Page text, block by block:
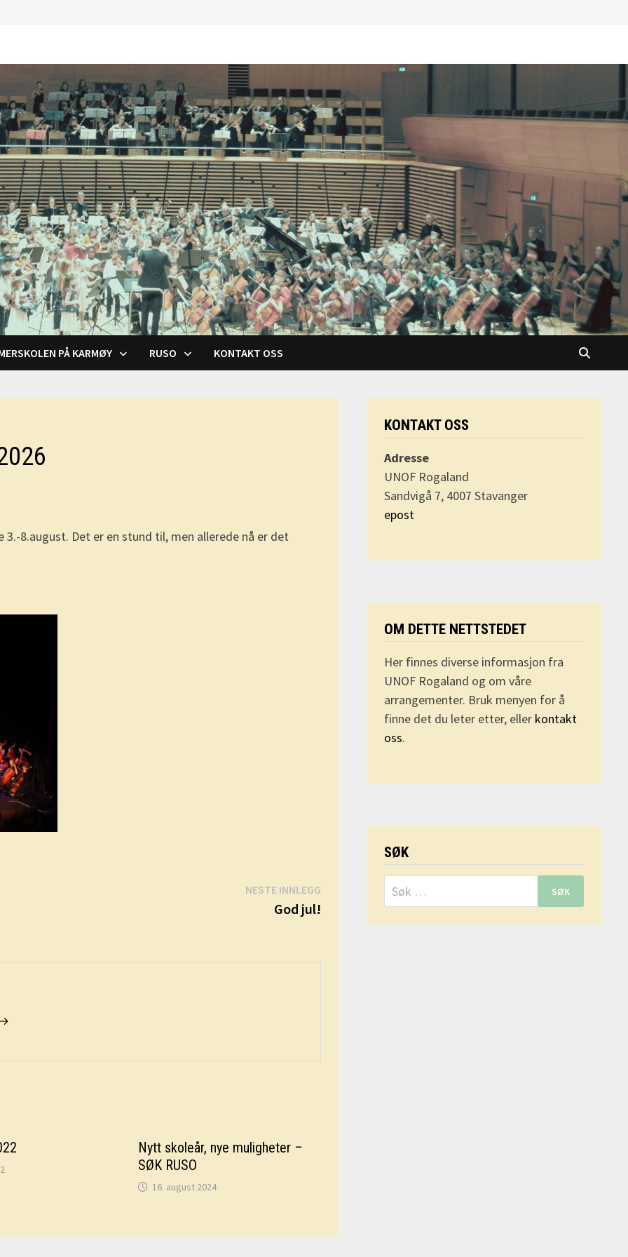
PÅ KARMØY RUSO KONTAKT OSS
8.august. Det er en stund til, men allerede nå er det
NESTE INNLEGGNeste
innlegg:
God jul!
→
Nytt skoleår, nye muligheter –
SØK RUSO
16. august 2024
KONTAKT OSS
Adresse
UNOF Rogaland
Sandvigå 7, 4007 Stavanger
epost
OM DETTE NETTSTEDET
Her finnes diverse informasjon fra
UNOF Rogaland og om våre
arrangementer. Bruk menyen for å
finne det du leter etter, eller kontakt
oss.
SØK
Søk
etter: